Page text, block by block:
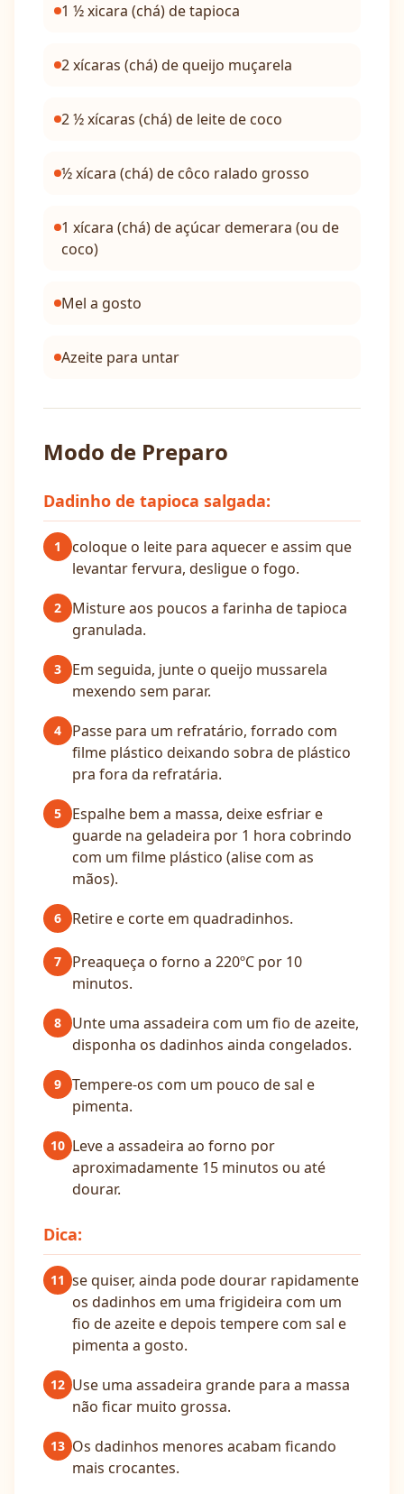
1 ½ xicara (chá) de tapioca
2 xícaras (chá) de queijo muçarela
2 ½ xícaras (chá) de leite de coco
½ xícara (chá) de côco ralado grosso
1 xícara (chá) de açúcar demerara (ou de
coco)
Mel a gosto
Azeite para untar
Modo de Preparo
Dadinho de tapioca salgada:
1
coloque o leite para aquecer e assim que
levantar fervura, desligue o fogo.
2
Misture aos poucos a farinha de tapioca
granulada.
3
Em seguida, junte o queijo mussarela
mexendo sem parar.
4
Passe para um refratário, forrado com
filme plástico deixando sobra de plástico
pra fora da refratária.
5
Espalhe bem a massa, deixe esfriar e
guarde na geladeira por 1 hora cobrindo
com um filme plástico (alise com as
mãos).
6 Retire e corte em quadradinhos.
7
Preaqueça o forno a 220ºC por 10
minutos.
8
Unte uma assadeira com um fio de azeite,
disponha os dadinhos ainda congelados.
9
Tempere-os com um pouco de sal e
pimenta.
10 Leve a assadeira ao forno por
aproximadamente 15 minutos ou até
dourar.
Dica:
11 se quiser, ainda pode dourar rapidamente
os dadinhos em uma frigideira com um
fio de azeite e depois tempere com sal e
pimenta a gosto.
12 Use uma assadeira grande para a massa
não ficar muito grossa.
13 Os dadinhos menores acabam ficando
mais crocantes.